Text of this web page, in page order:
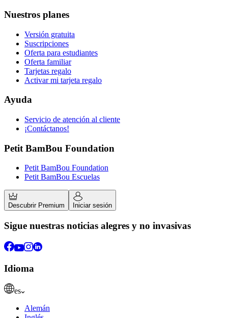
Nuestros planes
Versión gratuita
Suscripciones
Oferta para estudiantes
Oferta familiar
Tarjetas regalo
Activar mi tarjeta regalo
Ayuda
Servicio de atención al cliente
¡Contáctanos!
Petit BamBou Foundation
Petit BamBou Foundation
Petit BamBou Escuelas
Descubrir Premium Iniciar sesión
Sigue nuestras noticias alegres y no invasivas
Idioma
es
Alemán